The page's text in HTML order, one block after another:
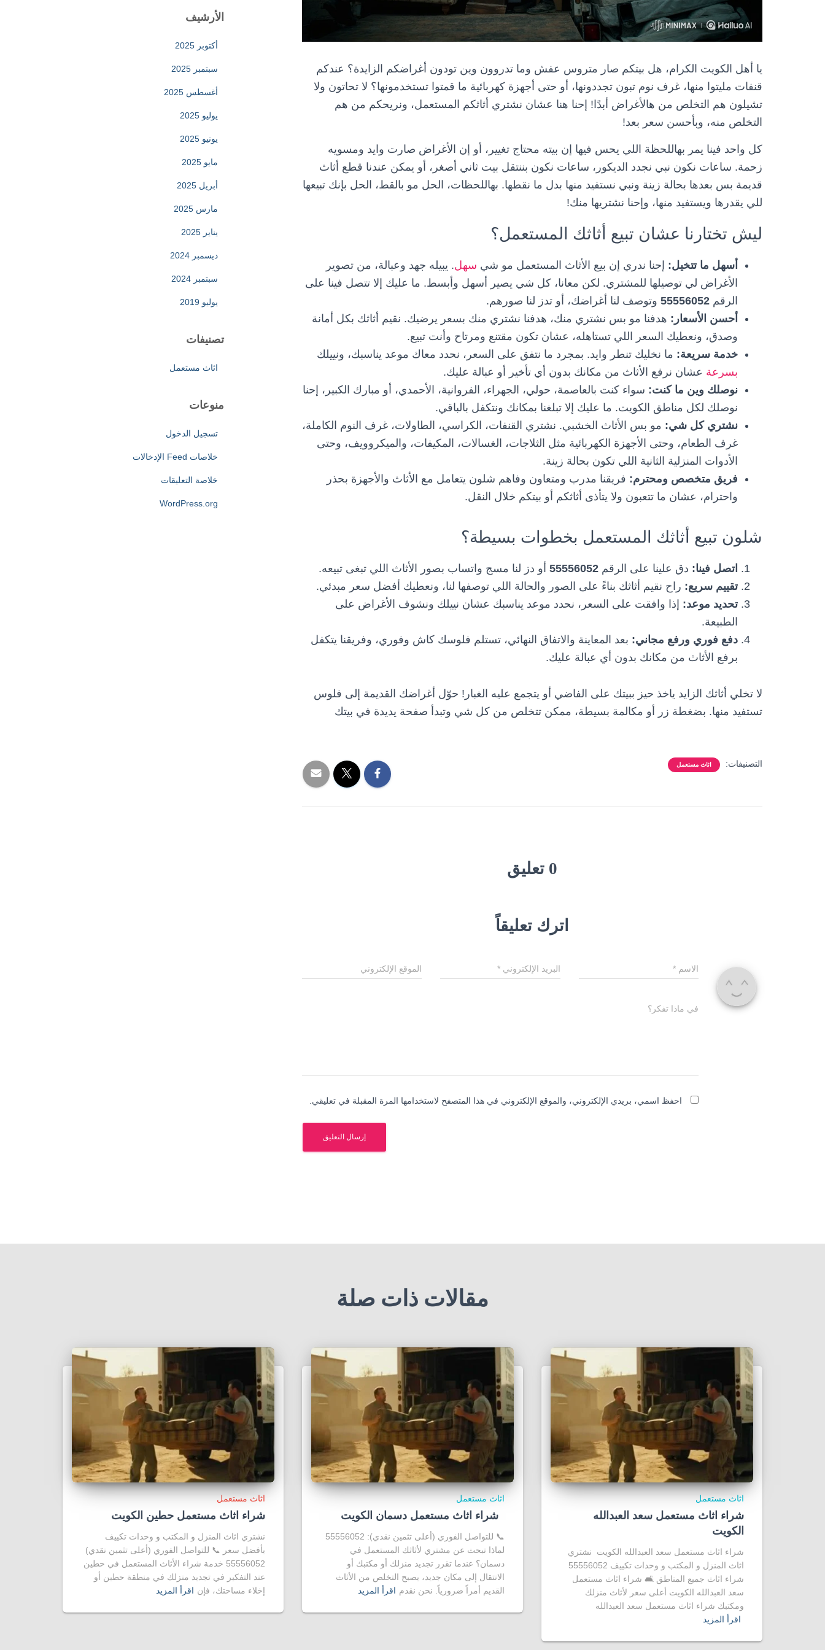
يا أهل الكويت الكرام، هل بيتكم صار متروس عفش وما تدروون وين تودون أغراضكم الزايدة؟ عندكم
قنفات مليتوا منها، غرف نوم تبون تجددونها، أو حتى أجهزة كهربائية ما قمتوا تستخدمونها؟ لا تحاتون ولا
تشيلون هم التخلص من هالأغراض أبدًا! إحنا هنا عشان نشتري أثاثكم المستعمل، ونريحكم من هم
التخلص منه، وبأحسن سعر بعد!
كل واحد فينا يمر بهاللحظة اللي يحس فيها إن بيته محتاج تغيير، أو إن الأغراض صارت وايد ومسويه
زحمة. ساعات نكون نبي نجدد الديكور، ساعات نكون بننتقل بيت ثاني أصغر، أو يمكن عندنا قطع أثاث
قديمة بس بعدها بحالة زينة ونبي نستفيد منها بدل ما نقطها. بهاللحظات، الحل مو بالقط، الحل بإنك تبيعها
للي يقدرها ويستفيد منها، وإحنا نشتريها منك!
ليش تختارنا عشان تبيع أثاثك المستعمل؟
أسهل ما تتخيل: إحنا ندري إن بيع الأثاث المستعمل مو شي سهل. يبيله جهد وعبالة، من تصوير
الأغراض لي توصيلها للمشتري. لكن معانا، كل شي يصير أسهل وأبسط. ما عليك إلا تتصل فينا على
الرقم 55556052 وتوصف لنا أغراضك، أو تدز لنا صورهم.
أحسن الأسعار: هدفنا مو بس نشتري منك، هدفنا نشتري منك بسعر يرضيك. نقيم أثاثك بكل أمانة
وصدق، ونعطيك السعر اللي تستاهله، عشان تكون مقتنع ومرتاح وأنت تبيع.
خدمة سريعة: ما نخليك تنطر وايد. بمجرد ما نتفق على السعر، نحدد معاك موعد يناسبك، ونييلك
بسرعة عشان نرفع الأثاث من مكانك بدون أي تأخير أو عبالة عليك.
نوصلك وين ما كنت: سواء كنت بالعاصمة، حولي، الجهراء، الفروانية، الأحمدي، أو مبارك الكبير، إحنا
نوصلك لكل مناطق الكويت. ما عليك إلا تبلغنا بمكانك ونتكفل بالباقي.
نشتري كل شي: مو بس الأثاث الخشبي. نشتري القنفات، الكراسي، الطاولات، غرف النوم الكاملة،
غرف الطعام، وحتى الأجهزة الكهربائية مثل الثلاجات، الغسالات، المكيفات، والميكروويف، وحتى
الأدوات المنزلية الثانية اللي تكون بحالة زينة.
فريق متخصص ومحترم: فريقنا مدرب ومتعاون وفاهم شلون يتعامل مع الأثاث والأجهزة بحذر
واحترام، عشان ما تتعبون ولا يتأذى أثاثكم أو بيتكم خلال النقل.
شلون تبيع أثاثك المستعمل بخطوات بسيطة؟
اتصل فينا: دق علينا على الرقم 55556052 أو دز لنا مسج واتساب بصور الأثاث اللي تبغى تبيعه.
تقييم سريع: راح نقيم أثاثك بناءً على الصور والحالة اللي توصفها لنا، ونعطيك أفضل سعر مبدئي.
تحديد موعد: إذا وافقت على السعر، نحدد موعد يناسبك عشان نييلك ونشوف الأغراض على
الطبيعة.
دفع فوري ورفع مجاني: بعد المعاينة والاتفاق النهائي، تستلم فلوسك كاش وفوري، وفريقنا يتكفل
برفع الأثاث من مكانك بدون أي عبالة عليك.
لا تخلي أثاثك الزايد ياخذ حيز ببيتك على الفاضي أو يتجمع عليه الغبار! حوّل أغراضك القديمة إلى فلوس
تستفيد منها. بضغطة زر أو مكالمة بسيطة، ممكن تتخلص من كل شي وتبدأ صفحة يديدة في بيتك
التصنيفات: اثاث مستعمل
0 تعليق
اترك تعليقاً
الاسم * البريد الإلكتروني* الموقع الإلكتروني
في ماذا تفكر؟
احفظ اسمي، بريدي الإلكتروني، والموقع الإلكتروني في هذا المتصفح لاستخدامها المرة المقبلة في تعليقي.
الأرشيف
أكتوبر 2025
سبتمبر 2025
أغسطس 2025
يوليو 2025
يونيو 2025
مايو 2025
أبريل 2025
مارس 2025
يناير 2025
ديسمبر 2024
سبتمبر 2024
يوليو 2019
تصنيفات
اثاث مستعمل
منوعات
تسجيل الدخول
خلاصات Feed الإدخالات
خلاصة التعليقات
WordPress.org
مقالات ذات صلة
اثاث مستعمل
شراء اثاث مستعمل سعد العبدالله
الكويت
شراء اثاث مستعمل سعد العبدالله الكويت نشتري
اثاث المنزل و المكتب و وحدات تكييف 55556052
شراء اثاث جميع المناطق 🛋️ شراء اثاث مستعمل
سعد العبدالله الكويت أعلى سعر لأثاث منزلك
ومكتبك شراء اثاث مستعمل سعد العبدالله
اقرأ المزيد
اثاث مستعمل
شراء اثاث مستعمل دسمان الكويت
📞 للتواصل الفوري (أعلى تثمين نقدي): 55556052
لماذا تبحث عن مشتري لأثاثك المستعمل في
دسمان؟ عندما تقرر تجديد منزلك أو مكتبك أو
الانتقال إلى مكان جديد، يصبح التخلص من الأثاث
القديم أمراً ضرورياً. نحن نقدم اقرأ المزيد
اثاث مستعمل
شراء اثاث مستعمل حطين الكويت
نشتري اثاث المنزل و المكتب و وحدات تكييف
بأفضل سعر 📞 للتواصل الفوري (أعلى تثمين نقدي)
55556052 خدمة شراء الأثاث المستعمل في حطين
عند التفكير في تجديد منزلك في منطقة حطين أو
إخلاء مساحتك، فإن اقرأ المزيد